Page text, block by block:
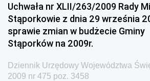
Dziennik Urzędowy Ministerstwa
Gospodarki Terenowej i Ochrony
Dziennik Urzędowy Ministerstwa
Gospodarki Przestrzennej
Dziennik Urzędowy Unii
Uchwała nr XLII/263/2009 Rady
Stąporkowie z dnia 29 września
sprawie zmian w budżecie Gminy
Stąporków na 2009r.
Dziennik Urzędowy Województwa
2009 nr 475 poz. 3458